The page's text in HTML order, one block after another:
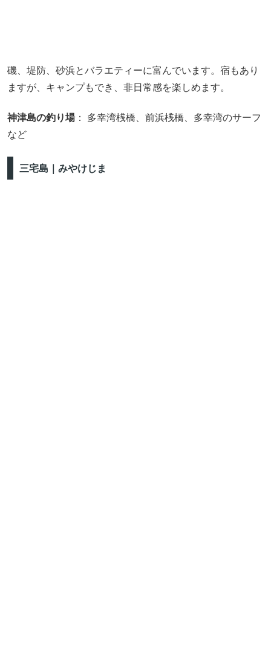
磯、堤防、砂浜とバラエティーに富んでいます。宿もあり
ますが、キャンプもでき、非日常感を楽しめます。
神津島の釣り場： 多幸湾桟橋、前浜桟橋、多幸湾のサーフ
など
三宅島｜みやけじま